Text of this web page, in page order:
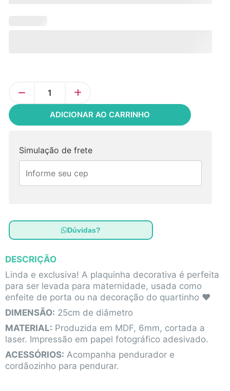
ADICIONAR AO CARRINHO
Simulação de frete
Dúvidas?
DESCRIÇÃO
Linda e exclusiva! A plaquinha decorativa é perfeita
para ser levada para maternidade, usada como
enfeite de porta ou na decoração do quartinho ♥
DIMENSÃO: 25cm de diâmetro
MATERIAL: Produzida em MDF, 6mm, cortada a
laser. Impressão em papel fotográfico adesivado.
ACESSÓRIOS: Acompanha pendurador e
cordãozinho para pendurar.